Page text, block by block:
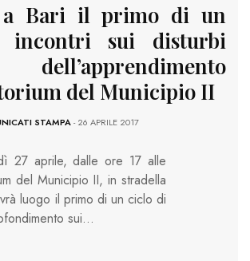
a Bari il primo di un
sui disturbi
dell’apprendimento
del Municipio II
STAMPA- 26 APRILE 2017
27 aprile, dalle ore 17 alle
del Municipio II, in stradella
luogo il primo di un ciclo di
sui…